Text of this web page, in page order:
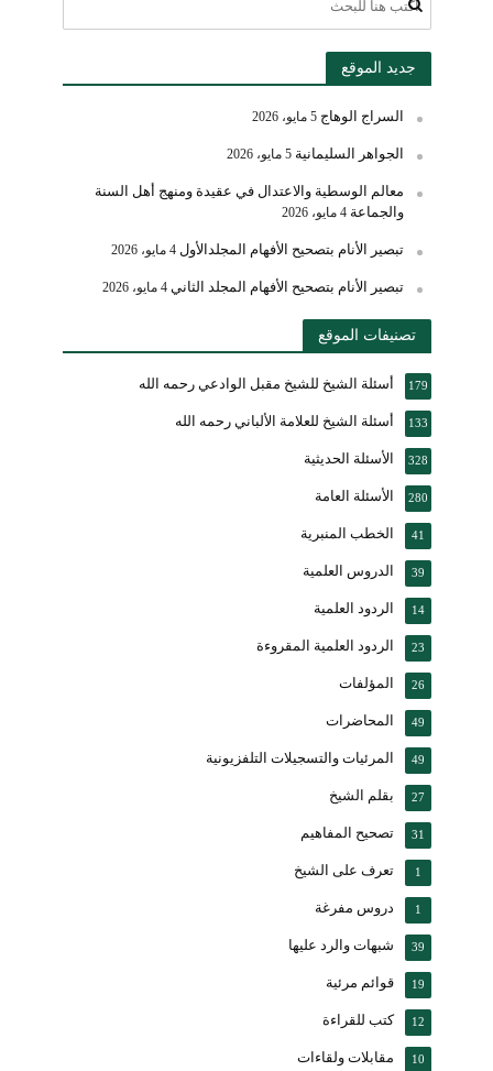
جديد الموقع
السراج الوهاج 5 مايو، 2026
الجواهر السليمانية 5 مايو، 2026
معالم الوسطية والاعتدال في عقيدة ومنهج أهل السنة
والجماعة 4 مايو، 2026
تبصير الأنام بتصحيح الأفهام المجلدالأول 4 مايو، 2026
تبصير الأنام بتصحيح الأفهام المجلد الثاني 4 مايو، 2026
تصنيفات الموقع
أسئلة الشيخ للشيخ مقبل الوادعي رحمه الله 179
أسئلة الشيخ للعلامة الألباني رحمه الله 133
الأسئلة الحديثية 328
الأسئلة العامة 280
الخطب المنبرية 41
الدروس العلمية 39
الردود العلمية 14
الردود العلمية المقروءة 23
المؤلفات 26
المحاضرات 49
المرئيات والتسجيلات التلفزيونية 49
بقلم الشيخ 27
تصحيح المفاهيم 31
تعرف على الشيخ 1
دروس مفرغة 1
شبهات والرد عليها 39
قوائم مرئية 19
كتب للقراءة 12
مقابلات ولقاءات 10